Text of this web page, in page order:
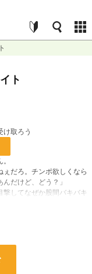
ト
け取ろう
だろ。チンポ欲しくなら
だけど、どう？」
してなぜか股間バキバキ
話です。